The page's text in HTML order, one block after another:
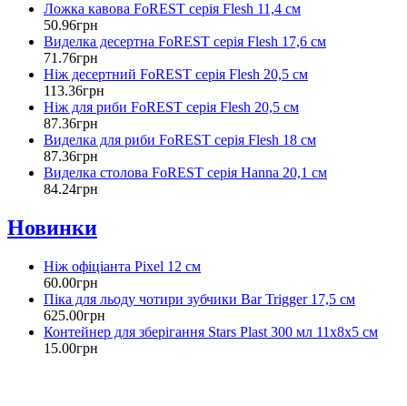
Ложка кавова FoREST серія Flesh 11,4 см
50.96грн
Виделка десертна FoREST серія Flesh 17,6 см
71 .76грн
Ніж десертний FoREST серія Flesh 20,5 см
113.36грн
Ніж для риби FoREST серія Flesh 20,5 см
87.36грн
Виделка для риби FoREST серія Flesh 18 см
87.36грн
Виделка столова FoREST серія Hanna 20,1 см
84.24грн
Новинки
Ніж офіціанта Pixel 12 см
60.00грн
Піка для льоду чотири зубчики Bar Trigger 17,5 см
625.00грн
Контейнер для зберігання Stars Plast 300 мл 11х8х5 см
15.00грн